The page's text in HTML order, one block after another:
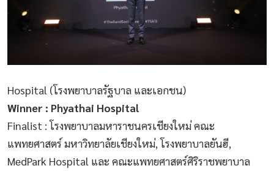
Hospital (โรงพยาบาลรัฐบาล และเอกชน)
Winner : Phyathai Hospital
Finalist : โรงพยาบาลมหาราชนครเชียงใหม่ คณะ
แพทยศาสตร์ มหาวิทยาลัยเชียงใหม่, โรงพยาบาลยันฮี,
MedPark Hospital และ คณะแพทยศาสตร์ศิริราชพยาบาล